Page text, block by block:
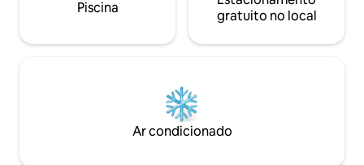
Piscina
gratuito no local
Ar condicionado